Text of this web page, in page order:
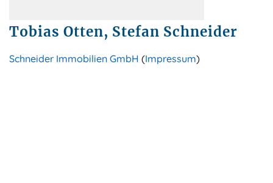
Tobias Otten, Stefan Schneider
Schneider Immobilien GmbH (Impressum)